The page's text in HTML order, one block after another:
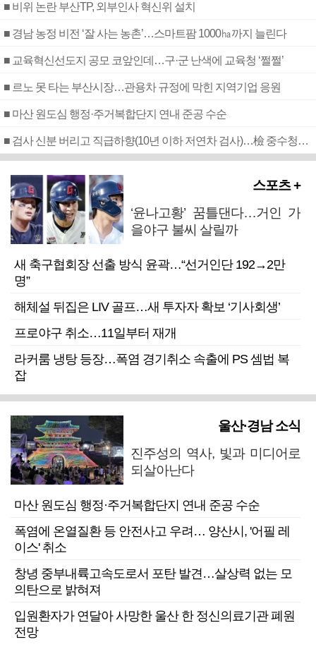
■ 비위 논란 부산TP, 외부인사 혁신위 설치
■ 경남 농정 비전 ‘잘 사는 농촌’…스마트팜 1000㏊까지 늘린다
■ 교육혁신선도지 공모 코앞인데…구·군 난색에 교육청 ‘쩔쩔’
■ 르노 못 타는 부산시장…관용차 규정에 막힌 지역기업 응원
■ 마산 원도심 행정·주거복합단지 연내 준공 수순
■ 검사 신분 버리고 직급하향(10년 이하 저연차 검사)…檢 중수청행 기피
스포츠 +
‘윤나고황’ 꿈틀댄다…거인 가
을야구 불씨 살릴까
새 축구협회장 선출 방식 윤곽…“선거인단 192→2만
명”
해체설 뒤집은 LIV 골프…새 투자자 확보 ‘기사회생’
프로야구 취소…11일부터 재개
라커룸 냉탕 등장…폭염 경기취소 속출에 PS 셈법 복
잡
울산·경남 소식
진주성의 역사, 빛과 미디어로
되살아난다
마산 원도심 행정·주거복합단지 연내 준공 수순
폭염에 온열질환 등 안전사고 우려… 양산시, '어필 레
이스' 취소
창녕 중부내륙고속도로서 포탄 발견…살상력 없는 모
의탄으로 밝혀져
입원환자가 연달아 사망한 울산 한 정신의료기관 폐원
전망